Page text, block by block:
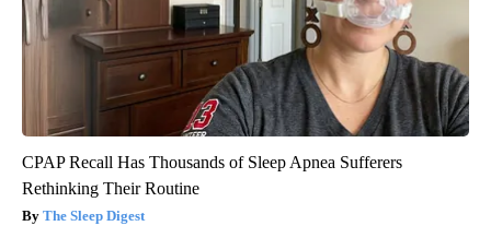
CPAP Recall Has Thousands of Sleep Apnea Sufferers
Rethinking Their Routine
The Sleep Digest